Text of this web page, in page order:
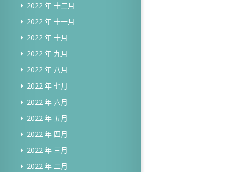
2022 年 十二月
2022 年 十一月
2022 年 十月
2022 年 九月
2022 年 八月
2022 年 七月
2022 年 六月
2022 年 五月
2022 年 四月
2022 年 三月
2022 年 二月